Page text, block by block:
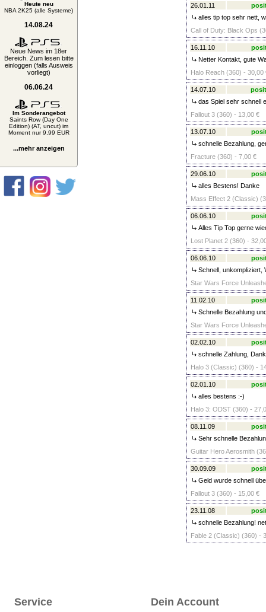
Heute neu
NBA 2K25 (alle Systeme)
14.08.24
Neue News im 18er
Bereich. Zum lesen bitte
einloggen (falls Ausweis
vorliegt)
06.06.24
Im Sonderangebot
Saints Row (Day One
Edition) (AT, uncut) im
Moment nur 9,99 EUR
...mehr anzeigen
26.01.11
alles tip top sehr nett,
Call of Duty: Black Ops
16.11.10
Netter Kontakt, gute
Halo Reach (360) - 30,00
14.07.10
das Spiel sehr schnell
Fallout 3 (360) - 13,00 €
13.07.10
schnelle Bezahlung,
Fracture (360) - 7,00 €
29.06.10
alles Bestens! Danke
Mass Effect 2 (Classic)
06.06.10
Alles Tip Top gerne
Lost Planet 2 (360) -
06.06.10
Schnell, unkompliziert,
Star Wars Force
11.02.10
Schnelle Bezahlung
Star Wars Force
02.02.10
schnelle Zahlung,
Halo 3 (Classic) (360) -
02.01.10
alles bestens :-)
Halo 3: ODST (360) -
08.11.09
Sehr schnelle
Guitar Hero Aerosmith
30.09.09
Geld wurde schnell
Fallout 3 (360) - 15,00 €
23.11.08
schnelle Bezahlung!
Fable 2 (Classic) (360) -
Service Dein Account